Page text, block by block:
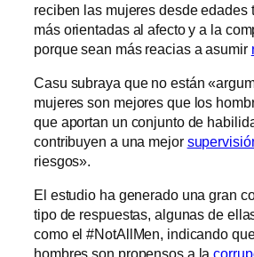
reciben las mujeres desde edades
más orientadas al afecto y a la
porque sean más reacias a asumir
Casu subraya que no están
mujeres son mejores que los
que aportan un conjunto de
contribuyen a una mejor
riesgos».
El estudio ha generado una gran
tipo de respuestas, algunas de
como el #NotAllMen, indicando